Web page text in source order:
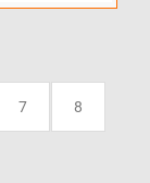
7 8